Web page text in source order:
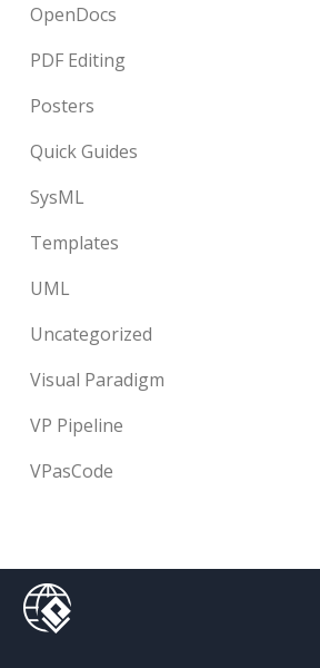
OpenDocs
PDF Editing
Posters
Quick Guides
SysML
Templates
UML
Uncategorized
Visual Paradigm
VP Pipeline
VPasCode